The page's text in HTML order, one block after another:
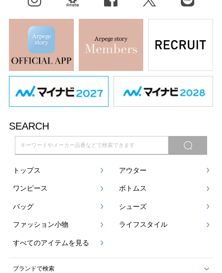
SEARCH
トップス アウター
ワンピース ボトムス
バッグ シューズ
ファッション小物 ライフスタイル
すべてのアイテムを見る
ブランドで検索